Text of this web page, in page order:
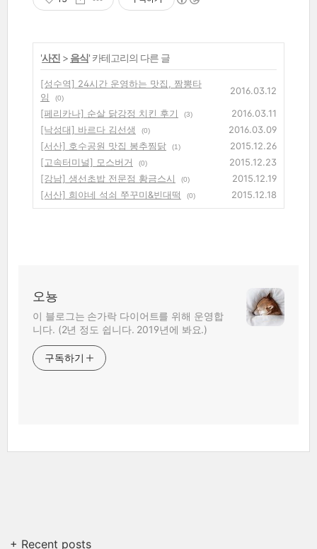
'사진 > 음식' 카테고리의 다른 글
[성수역] 24시간 운영하는 맛집, 짬뽕타
임
(0)
2016.03.12
[페리카나] 순살 닭강정 치킨 후기
(3)
2016.03.11
[낙성대] 바르다 김선생
(0)
2016.03.09
[서산] 호수공원 맛집 봉추찜닭
(1)
2015.12.26
[고속터미널] 모스버거
(0)
2015.12.23
[강남] 생선초밥 전문점 황금스시
(0)
2015.12.19
[서산] 희야네 석쇠 쭈꾸미&빈대떡
(0) 2015.12.18
오뇽
이 블로그는 손가락 다이어트를 위해 운영합
니다. (2년 정도 쉽니다. 2019년에 봐요.)
구독하기
+ Recent posts